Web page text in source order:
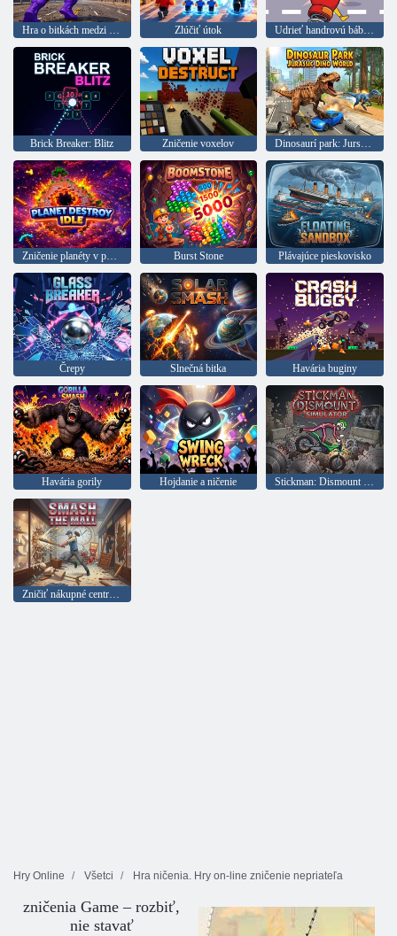
Hra o bitkách medzi hrdinami a príšerami Zlúčiť útok Udrieť handrovú bábiku
Brick Breaker: Blitz Zničenie voxelov
Zničenie planéty v pohotovostnom režime Burst Stone Plávajúce pieskovisko
Črepy Slnečná bitka Havária buginy
Havária gorily Hojdanie a ničenie Stickman: Dismount Simulator
Zničiť nákupné centrum
Hry Online Všetci Hra ničenia. Hry on-line zničenie nepriateľa
zničenia Game – rozbiť,
nie stavať